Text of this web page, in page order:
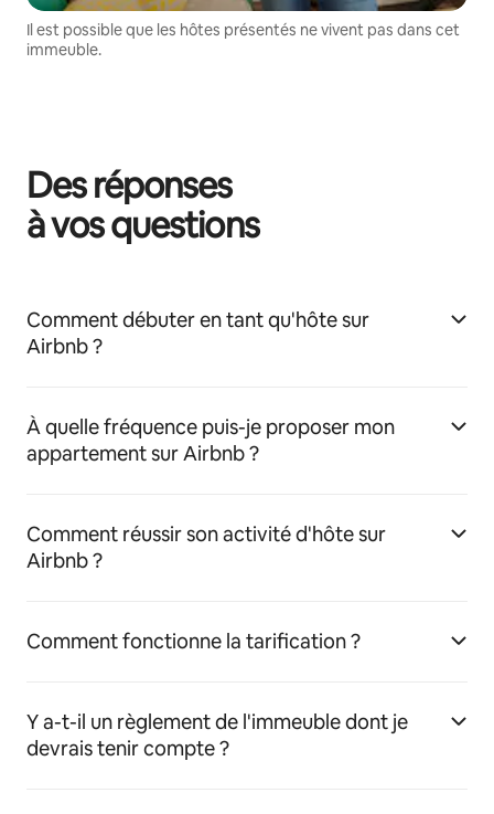
Il est possible que les hôtes présentés ne vivent pas dans cet
immeuble.
Des réponses
à vos questions
Comment débuter en tant qu'hôte sur
Airbnb ?
À quelle fréquence puis-je proposer mon
appartement sur Airbnb ?
Comment réussir son activité d'hôte sur
Airbnb ?
Comment fonctionne la tarification ?
Y a-t-il un règlement de l'immeuble dont je
devrais tenir compte ?